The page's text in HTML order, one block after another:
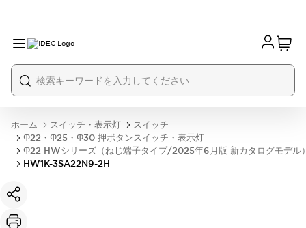
ホーム スイッチ・表示灯
スイッチ
Φ22・Φ25・Φ30 押ボタンスイッチ・表示灯
Φ22 HWシリーズ（ねじ端子タイプ/2025年6月版 新カタログモデル
HW1K-3SA22N9-2H